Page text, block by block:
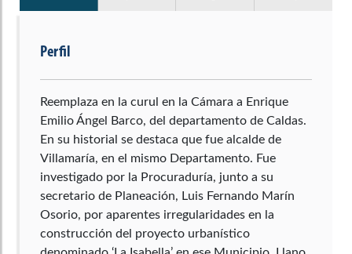
Perfil
Reemplaza en la curul en la Cámara a Enrique
Emilio Ángel Barco, del departamento de Caldas.
En su historial se destaca que fue alcalde de
Villamaría, en el mismo Departamento. Fue
investigado por la Procuraduría, junto a su
secretario de Planeación, Luis Fernando Marín
Osorio, por aparentes irregularidades en la
construcción del proyecto urbanístico